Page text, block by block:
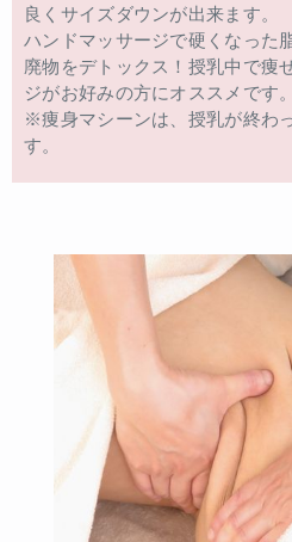
良くサイズダウンが出来ます。
ハンドマッサージで硬くなった
廃物をデトックス！授乳中で痩
ジがお好みの方にオススメです。
※痩身マシーンは、授乳が終わ
す。